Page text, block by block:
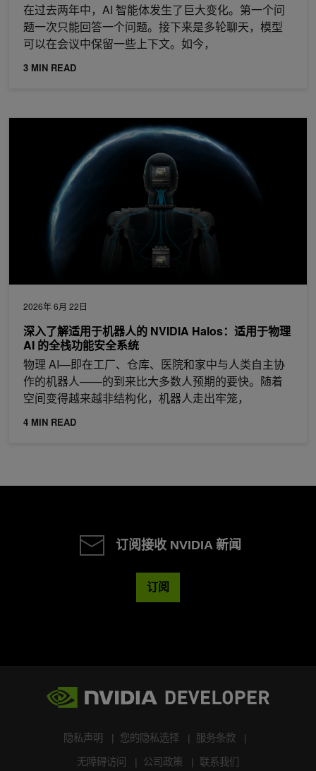
在过去两年中，AI 智能体发生了巨大变化。第一个问
题一次只能回答一个问题。接下来是多轮聊天，模型
可以在会议中保留一些上下文。如今，
3 MIN READ
2026年 6月 22日
深入了解适用于机器人的 NVIDIA Halos：适用于物理
AI 的全栈功能安全系统
物理 AI—即在工厂、仓库、医院和家中与人类自主协
作的机器人——的到来比大多数人预期的要快。随着
空间变得越来越非结构化，机器人走出牢笼，
4 MIN READ
深入了解适用于机器人的 NVIDIA Halos：适用于物理 AI 的全栈
订阅接收 NVIDIA 新闻
订阅
隐私声明 您的隐私选择 服务条款
无障碍访问 公司政策 联系我们